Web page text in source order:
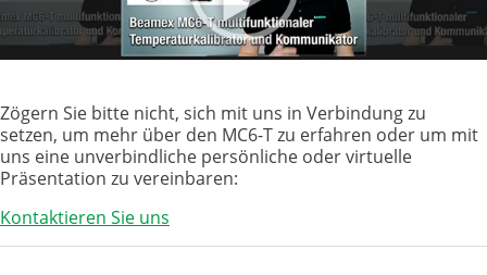
Zögern Sie bitte nicht, sich mit uns in Verbindung zu
setzen, um mehr über den MC6-T zu erfahren oder um mit
uns eine unverbindliche persönliche oder virtuelle
Präsentation zu vereinbaren:
Kontaktieren Sie uns